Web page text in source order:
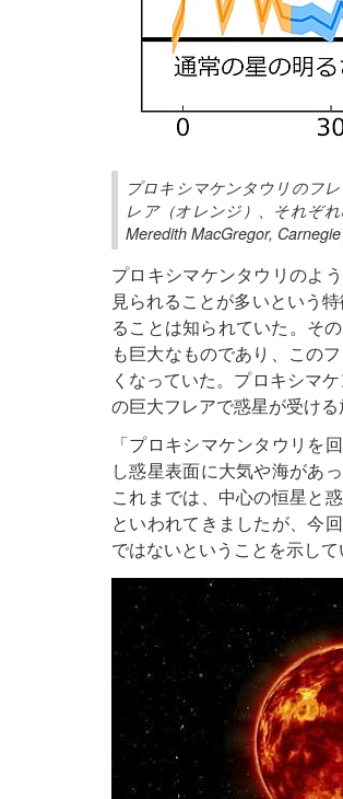
プロキシマケンタウリのフ
レア（オレンジ）、それぞ
Meredith MacGregor, Carnegie
プロキシマケンタウリのよ
見られることが多いという
ることは知られていた。そ
も巨大なものであり、この
くなっていた。プロキシマ
の巨大フレアで惑星が受け
「プロキシマケンタウリを
し惑星表面に大気や海があ
これまでは、中心の恒星と
といわれてきましたが、今
ではないということを示して